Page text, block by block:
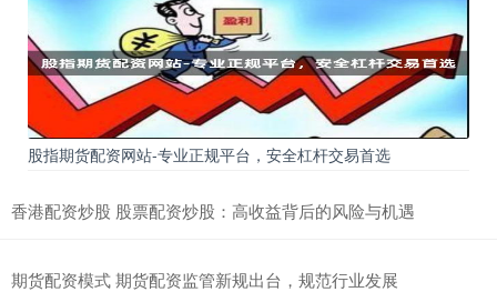
股指期货配资网站-专业正规平台，安全杠杆交易首选
香港配资炒股 股票配资炒股：高收益背后的风险与机遇
期货配资模式 期货配资监管新规出台，规范行业发展